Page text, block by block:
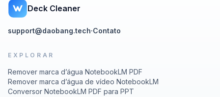
Deck Cleaner
support@daobang.tech·Contato
EXPLORAR
Remover marca d’água NotebookLM PDF
Remover marca d’água de vídeo NotebookLM
Conversor NotebookLM PDF para PPT